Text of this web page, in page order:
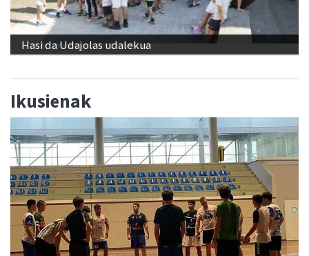
Hasi da Udajolas udalekua
Ikusienak